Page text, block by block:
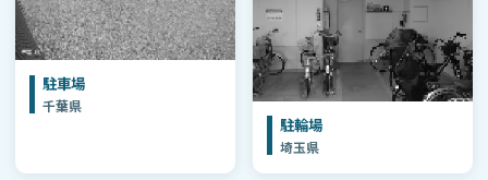
駐車場
千葉県
駐輪場
埼玉県